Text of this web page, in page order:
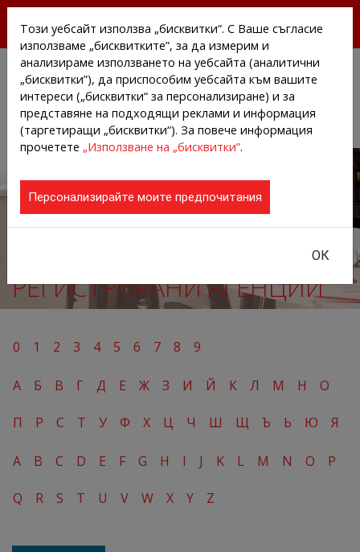
АГЕНЦИИТЕ И КОМПАНИИТЕ
РЕГИСТРИРАНИ АГЕНЦИИ
0 1 2 3 4 5 6 7 8 9
А Б В Г Д Е Ж З И Й К Л М Н О
П Р С Т У Ф Х Ц Ч Ш Щ Ъ Ь Ю Я
A B C D E F G H I J K L M N O P
Q R S T U V W X Y Z
Този уебсайт използва „бисквитки“. С Ваше съгласие
използваме „бисквитките”, за да измерим и
анализираме използването на уебсайта (аналитични
„бисквитки”), да приспособим уебсайта към вашите
интереси („бисквитки“ за персонализиране) и за
представяне на подходящи реклами и информация
(таргетиращи „бисквитки“). За повече информация
прочетете „Използване на „бисквитки”.
Персонализирайте моите предпочитания
ОК